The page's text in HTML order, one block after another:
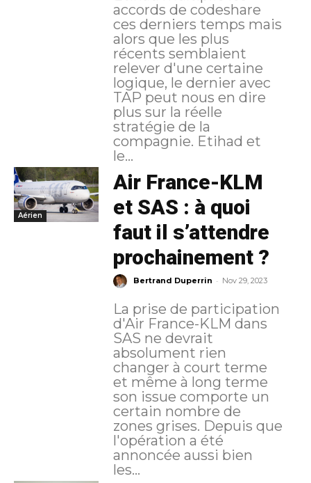
accords de codeshare
ces derniers temps mais
alors que les plus
récents semblaient
relever d'une certaine
logique, le dernier avec
TAP peut nous en dire
plus sur la réelle
stratégie de la
compagnie. Etihad et
le...
Aérien
Air France-KLM
et SAS : à quoi
faut il s’attendre
prochainement ?
Bertrand Duperrin - Nov 29, 2023
La prise de participation
d'Air France-KLM dans
SAS ne devrait
absolument rien
changer à court terme
et même à long terme
son issue comporte un
certain nombre de
zones grises. Depuis que
l'opération a été
annoncée aussi bien
les...